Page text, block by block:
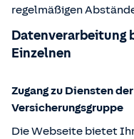
regelmäßigen
Datenverarbeitung
Einzelnen
Zugang zu Diensten
Versicherungsgruppe
Die Webseite bietet